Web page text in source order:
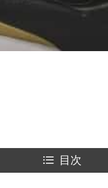
目次